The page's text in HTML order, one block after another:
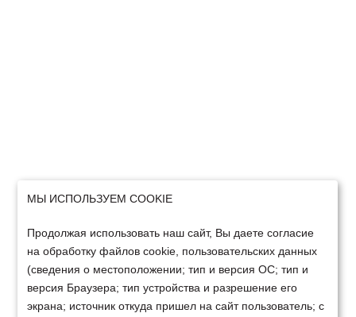
МЫ ИСПОЛЬЗУЕМ COOKIE
Продолжая использовать наш сайт, Вы даете согласие
на обработку файлов cookie, пользовательских данных
(сведения о местоположении; тип и версия ОС; тип и
версия Браузера; тип устройства и разрешение его
экрана; источник откуда пришел на сайт пользователь; с